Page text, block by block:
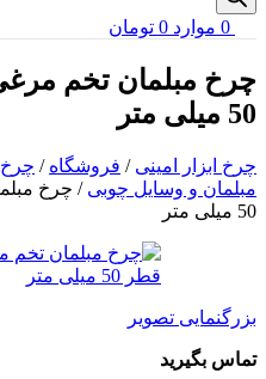
0 موارد 0 تومان
چرخ مبلمان تخم
50 میلی متر
چرخ ابزار امینی / فروشگاه / چرخ
مبلمان و وسایل چوبی / چرخ
50 میلی متر
بزرگنمایی تصویر
تماس بگیرید